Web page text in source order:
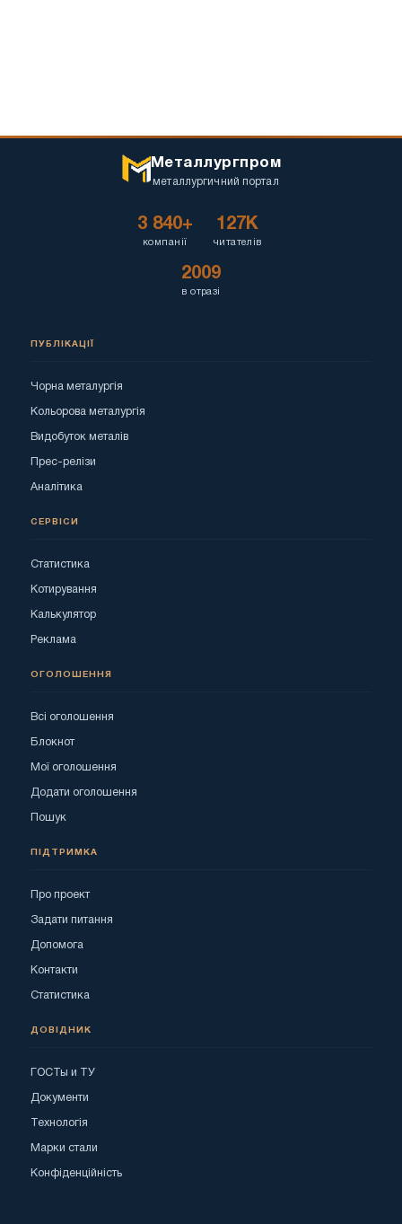
Металлургпром
металлургичний портал
3 840+
компанії
127K
читателів
2009
в отразі
ПУБЛІКАЦІЇ
Чорна металургія
Кольорова металургія
Видобуток металів
Прес-релізи
Аналітика
СЕРВІСИ
Статистика
Котирування
Калькулятор
Реклама
ОГОЛОШЕННЯ
Всі оголошення
Блокнот
Мої оголошення
Додати оголошення
Пошук
ПІДТРИМКА
Про проект
Задати питання
Допомога
Контакти
Статистика
ДОВІДНИК
ГОСТы и ТУ
Документи
Технологія
Марки стали
Конфіденційність